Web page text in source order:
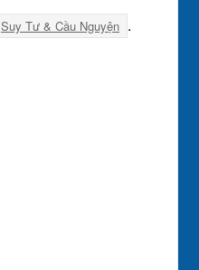
Suy Tư & Cầu Nguyện .